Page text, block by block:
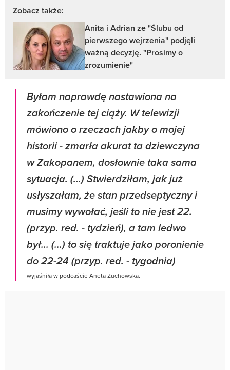
Zobacz także:
Anita i Adrian ze "Ślubu od
pierwszego wejrzenia" podjęli
ważną decyzję. "Prosimy o
zrozumienie"
Byłam naprawdę nastawiona na
zakończenie tej ciąży. W telewizji
mówiono o rzeczach jakby o mojej
historii - zmarła akurat ta dziewczyna
w Zakopanem, dosłownie taka sama
sytuacja. (...) Stwierdziłam, jak już
usłyszałam, że stan przedseptyczny i
musimy wywołać, jeśli to nie jest 22.
(przyp. red. - tydzień), a tam ledwo
był... (...) to się traktuje jako poronienie
do 22-24 (przyp. red. - tygodnia)
wyjaśniła w podcaście Aneta Żuchowska.